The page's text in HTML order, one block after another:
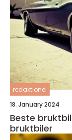
redaktionel
18. January 2024
Beste
bruktbiler